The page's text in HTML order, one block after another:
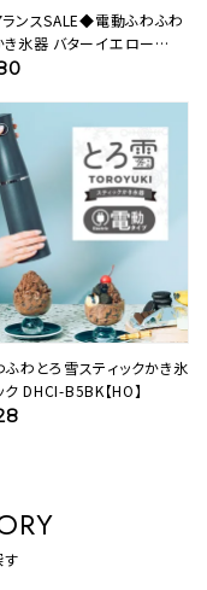
ンスSALE◆電動ふわふわ
き氷器 バターイエロー
【HO】
ふわとろ雪スティックかき氷
ク DHCI-B5BK【HO】